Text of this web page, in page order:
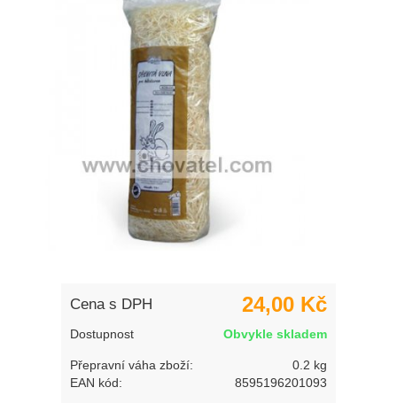
Cena s DPH 24,00 Kč
Dostupnost Obvykle skladem
Přepravní váha zboží:
0.2 kg
EAN kód:
8595196201093